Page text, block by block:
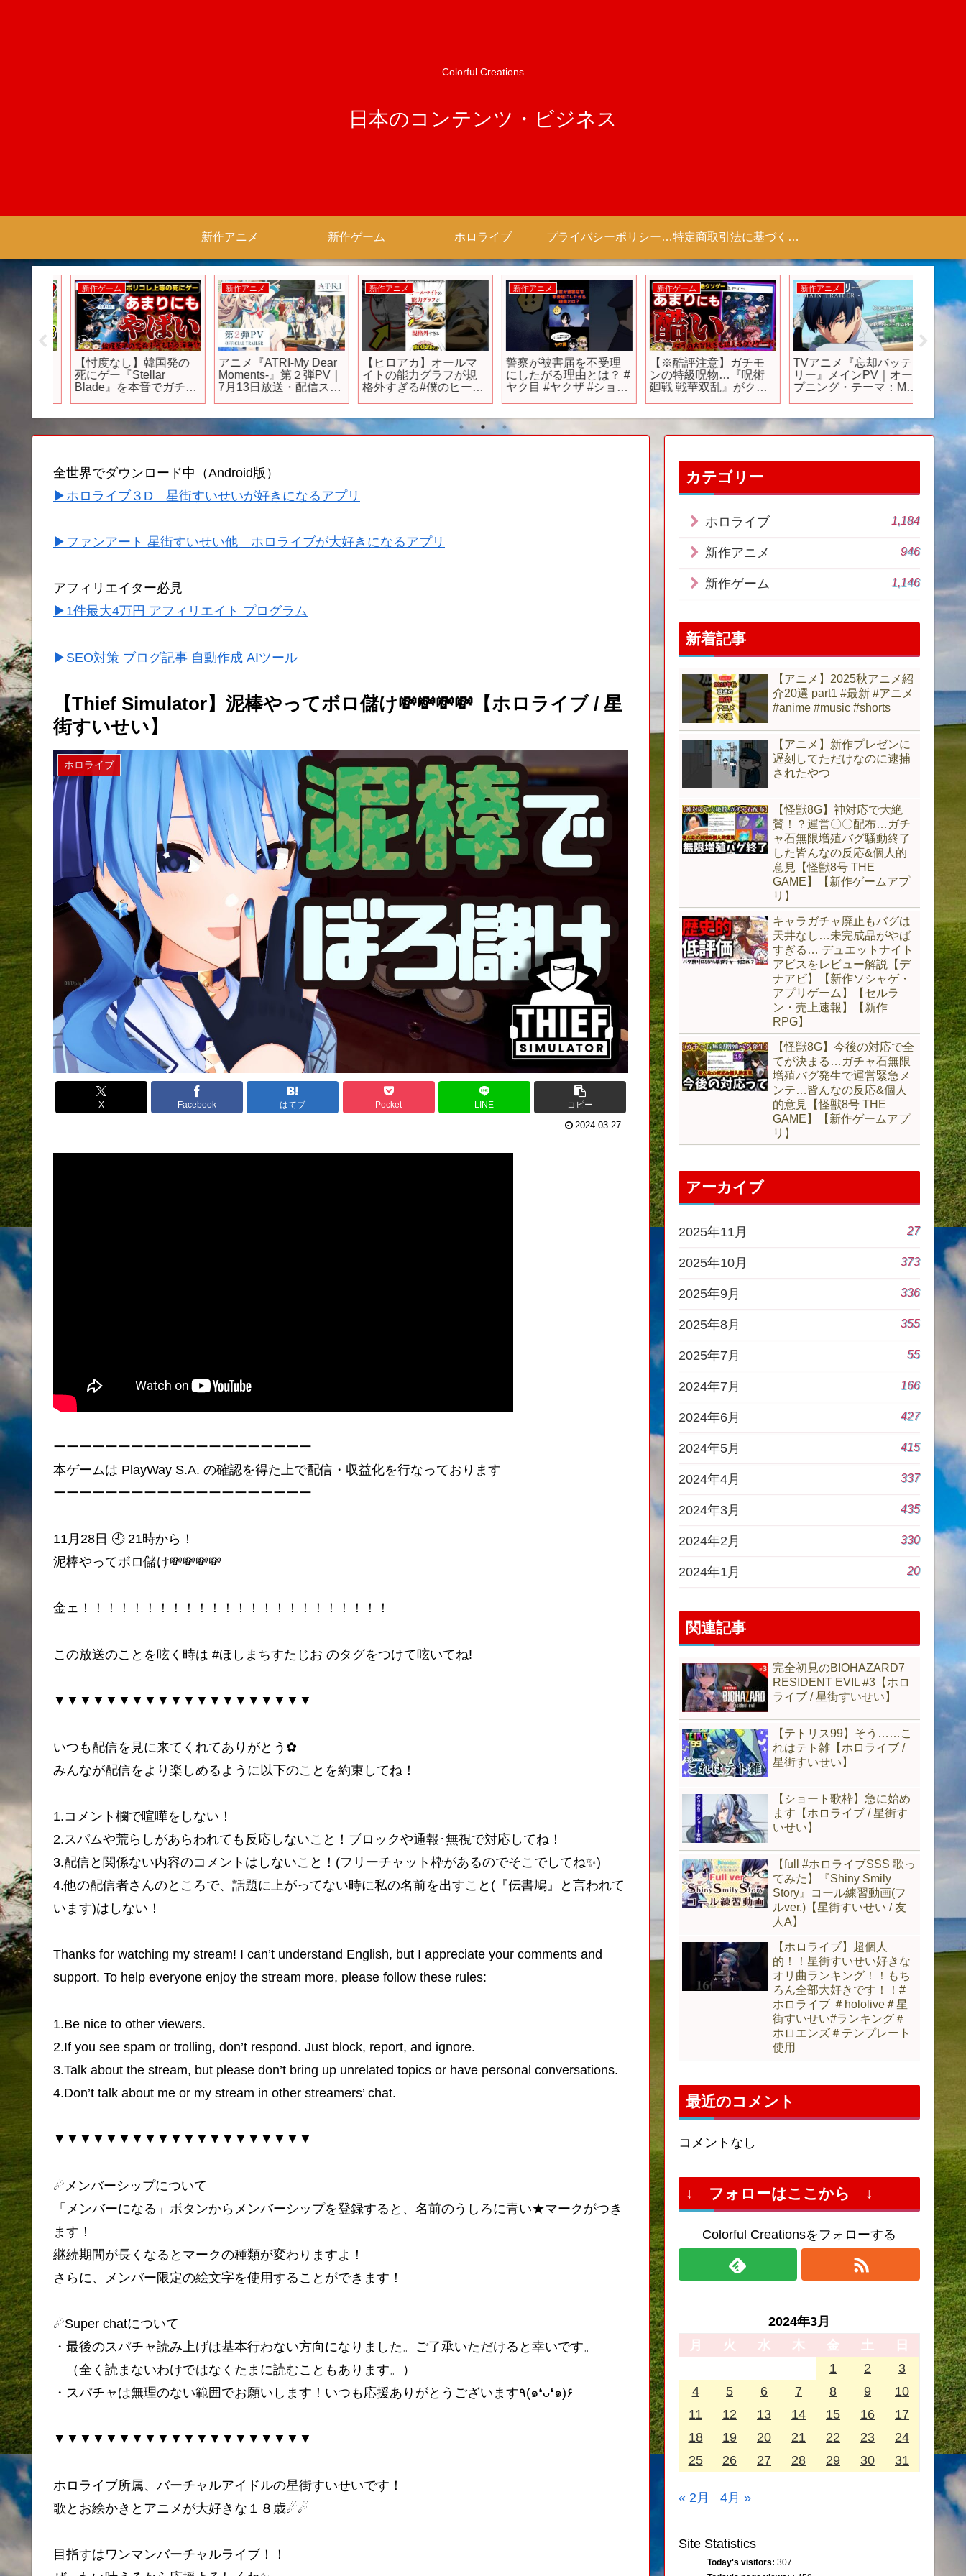
Colorful Creations
日本のコンテンツ・ビジネス
新作アニメ 新作ゲーム ホロライブ プライバシーポリシー 【Colorful Creation】 特定商取引法に基づく表記（商取引に関する開示）
新作ゲーム
【忖度なし】韓国発の
死にゲー『Stellar
Blade』を本音でガチレ
作レビュー、神ゲーorク
ソゲー、感想/評価/批
新作アニメ
アニメ『ATRI-My Dear
Moments-』第２弾PV｜
7月13日放送・配信スタ
新作アニメ
【ヒロアカ】オールマ
イトの能力グラフが規
格外すぎる#僕のヒーロ
新作アニメ
警察が被害届を不受理
にしたがる理由とは？ #
ヤク目 #ヤクザ #ショー
メグ #アニメ #スカッと
#恋愛 #893 #自主制作ア
新作ゲーム
【※酷評注意】ガチモ
ンの特級呪物…『呪術
廻戦 戦華双乱』がクソ
ー【PS5/PS4、クリア
レビュー、感想/酷評/批
報、ゆっくり解説】
新作アニメ
TVアニメ『忘却バッテ
リー』メインPV｜オー
プニング・テーマ：Mrs.
Battery” Main Trailer w/
OP Theme
全世界でダウンロード中（Android版）
▶ホロライブ３D 星街すいせいが好きになるアプリ
▶ファンアート 星街すいせい他 ホロライブが大好きになるアプリ
アフィリエイター必見
▶1件最大4万円 アフィリエイト プログラム
▶SEO対策 ブログ記事 自動作成 AIツール
【Thief Simulator】泥棒やってボロ儲け💸💸💸💸【ホロライブ / 星
街すいせい】
ホロライブ
X Facebook はてブ Pocket LINE コピー
2024.03.27
ーーーーーーーーーーーーーーーーーーーー
本ゲームは PlayWay S.A. の確認を得た上で配信・収益化を行なっております
ーーーーーーーーーーーーーーーーーーーー
11月28日 🕘 21時から！
泥棒やってボロ儲け💸💸💸💸
金ェ！！！！！！！！！！！！！！！！！！！！！！！！
この放送のことを呟く時は #ほしまちすたじお のタグをつけて呟いてね!
▼▼▼▼▼▼▼▼▼▼▼▼▼▼▼▼▼▼▼▼
いつも配信を見に来てくれてありがとう✿
みんなが配信をより楽しめるように以下のことを約束してね！
1.コメント欄で喧嘩をしない！
2.スパムや荒らしがあらわれても反応しないこと！ブロックや通報･無視で対応してね！
3.配信と関係ない内容のコメントはしないこと！(フリーチャット枠があるのでそこでしてね✨)
4.他の配信者さんのところで、話題に上がってない時に私の名前を出すこと(『伝書鳩』と言われて
います)はしない！
Thanks for watching my stream! I can’t understand English, but I appreciate your comments and
support. To help everyone enjoy the stream more, please follow these rules:
1.Be nice to other viewers.
2.If you see spam or trolling, don’t respond. Just block, report, and ignore.
3.Talk about the stream, but please don’t bring up unrelated topics or have personal conversations.
4.Don’t talk about me or my stream in other streamers’ chat.
▼▼▼▼▼▼▼▼▼▼▼▼▼▼▼▼▼▼▼▼
☄メンバーシップについて
「メンバーになる」ボタンからメンバーシップを登録すると、名前のうしろに青い★マークがつき
ます！
継続期間が長くなるとマークの種類が変わりますよ！
さらに、メンバー限定の絵文字を使用することができます！
☄Super chatについて
・最後のスパチャ読み上げは基本行わない方向になりました。ご了承いただけると幸いです。
（全く読まないわけではなくたまに読むこともあります。）
・スパチャは無理のない範囲でお願いします！いつも応援ありがとうございます٩(๑❛ᴗ❛๑)۶
▼▼▼▼▼▼▼▼▼▼▼▼▼▼▼▼▼▼▼▼
ホロライブ所属、バーチャルアイドルの星街すいせいです！
歌とお絵かきとアニメが大好きな１８歳☄☄
目指すはワンマンバーチャルライブ！！
カテゴリー
ホロライブ 1,184
新作アニメ 946
新作ゲーム 1,146
新着記事
【アニメ】2025秋アニメ紹
介20選 part1 #最新 #アニメ
#anime #music #shorts
【アニメ】新作プレゼンに
遅刻してただけなのに逮捕
されたやつ
【怪獣8G】神対応で大絶
賛！？運営〇〇配布…ガチ
ャ石無限増殖バグ騒動終了
した皆んなの反応&個人的
意見【怪獣8号 THE
GAME】【新作ゲームアプ
リ】
キャラガチャ廃止もバグは
天井なし…未完成品がやば
すぎる… デュエットナイト
アビスをレビュー解説【デ
ナアビ】【新作ソシャゲ・
アプリゲーム】【セルラ
ン・売上速報】【新作
RPG】
【怪獣8G】今後の対応で全
てが決まる…ガチャ石無限
増殖バグ発生で運営緊急メ
ンテ…皆んなの反応&個人
的意見【怪獣8号 THE
GAME】【新作ゲームアプ
リ】
アーカイブ
2025年11月 27
2025年10月 373
2025年9月 336
2025年8月 355
2025年7月 55
2024年7月 166
2024年6月 427
2024年5月 415
2024年4月 337
2024年3月 435
2024年2月 330
2024年1月 20
関連記事
完全初見のBIOHAZARD7
RESIDENT EVIL #3【ホロ
ライブ / 星街すいせい】
【テトリス99】そう……こ
れはテト雑【ホロライブ /
星街すいせい】
【ショート歌枠】急に始め
ます【ホロライブ / 星街す
いせい】
【full #ホロライブSSS 歌っ
てみた】『Shiny Smily
Story』コール練習動画(フ
ルver.)【星街すいせい / 友
人A】
【ホロライブ】超個人
的！！星街すいせい好きな
オリ曲ランキング！！もち
ろん全部大好きです！！#
ホロライブ ＃hololive＃星
街すいせい#ランキング＃
ホロエンズ＃テンプレート
使用
最近のコメント
コメントなし
↓ フォローはここから ↓
Colorful Creationsをフォローする
2024年3月
月
火 水 木 金 土
日
1
2
3
4
5 6 7 8 9
10
11
12 13 14 15 16
17
18
19 20 21 22 23
24
25
26 27 28 29 30 31
« 2月 4月 »
Site Statistics
Today's visitors: 307